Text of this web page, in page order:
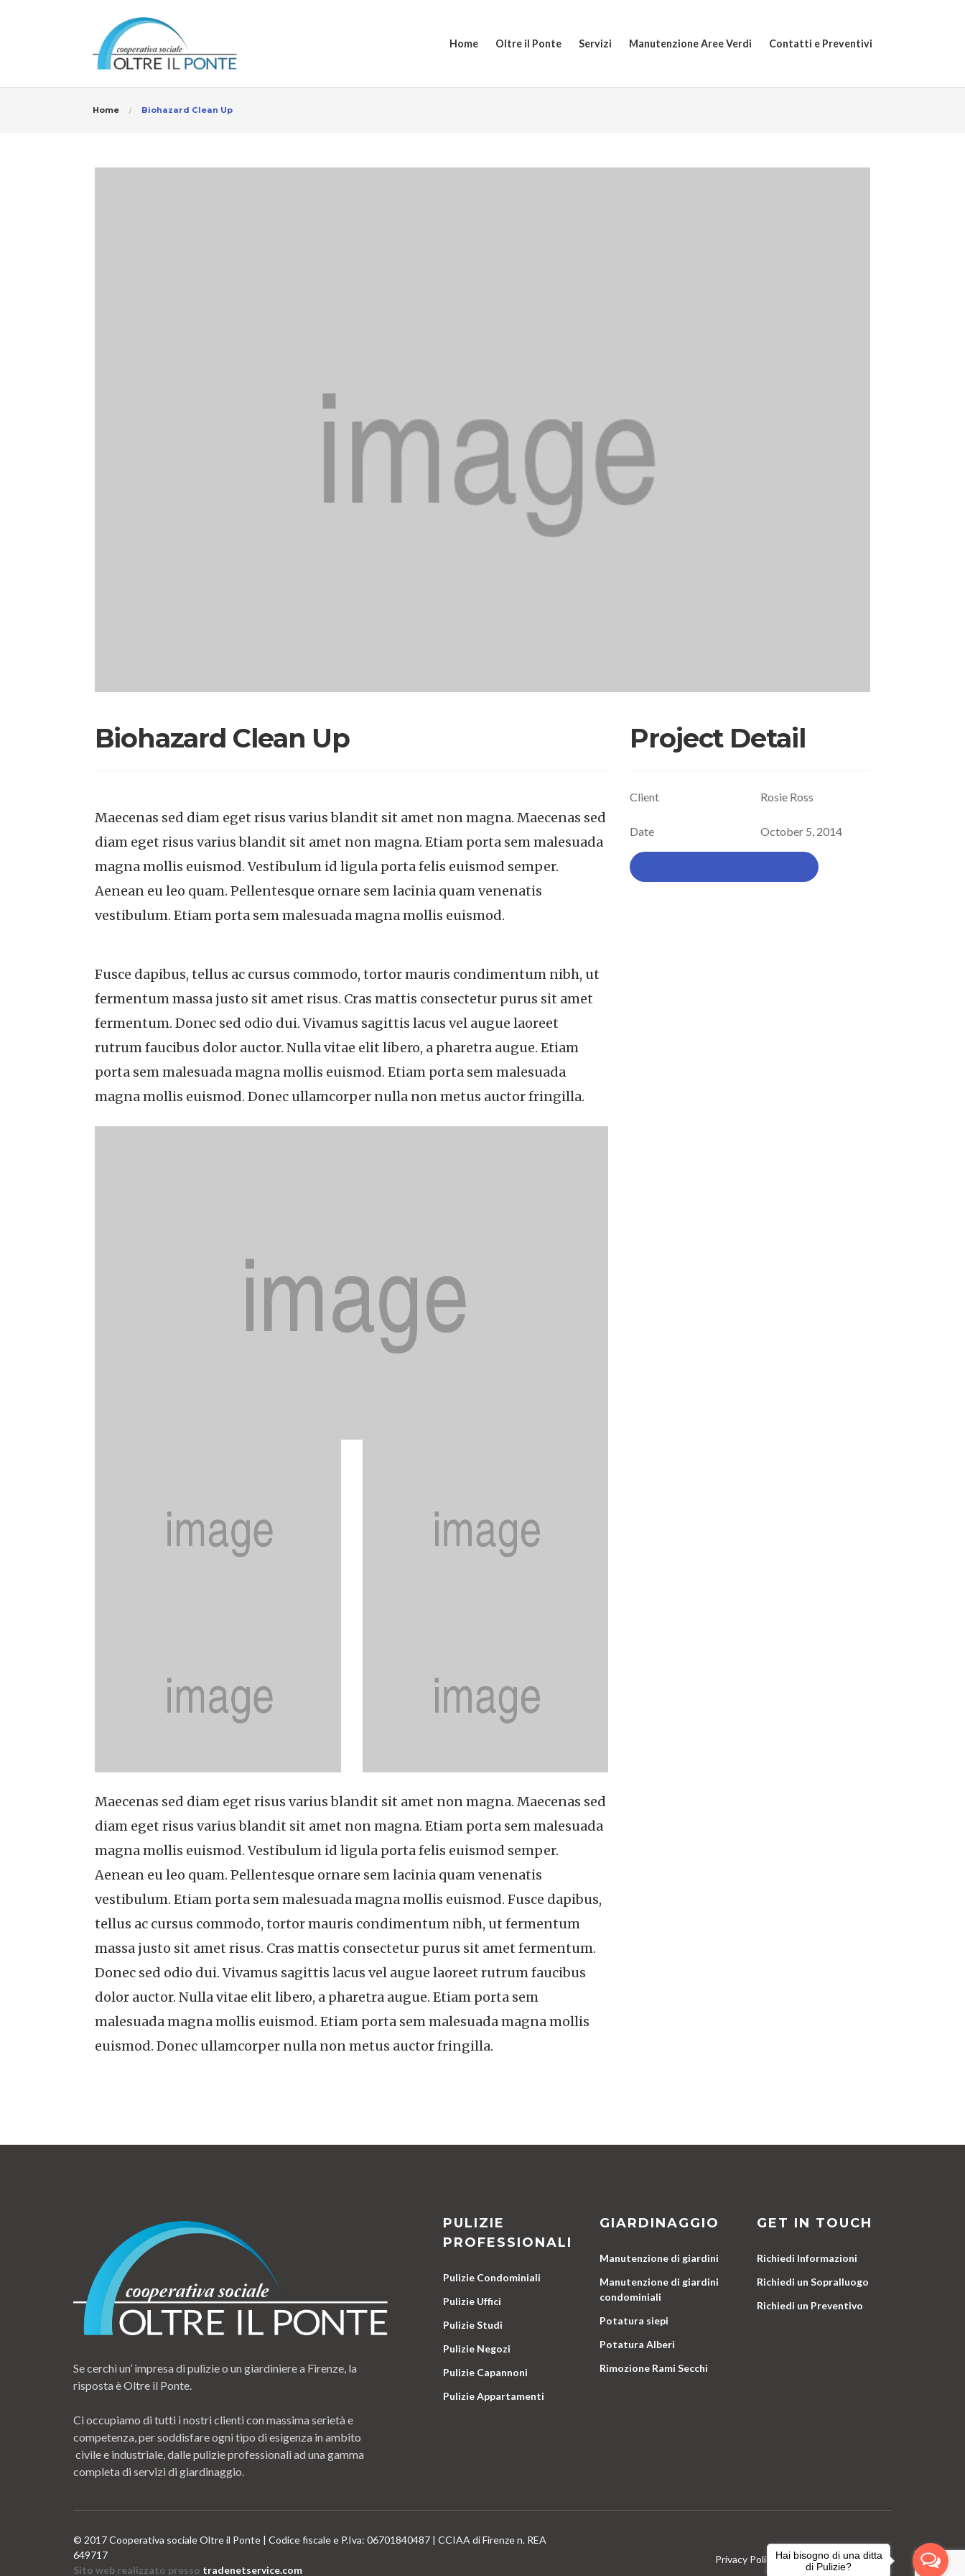
Home Oltre il Ponte Servizi Manutenzione Aree Verdi Contatti e Preventivi
Home Biohazard Clean Up
Biohazard Clean Up
Maecenas sed diam eget risus varius blandit sit amet non magna. Maecenas sed
diam eget risus varius blandit sit amet non magna. Etiam porta sem malesuada
magna mollis euismod. Vestibulum id ligula porta felis euismod semper.
Aenean eu leo quam. Pellentesque ornare sem lacinia quam venenatis
vestibulum. Etiam porta sem malesuada magna mollis euismod.
Fusce dapibus, tellus ac cursus commodo, tortor mauris condimentum nibh, ut
fermentum massa justo sit amet risus. Cras mattis consectetur purus sit amet
fermentum. Donec sed odio dui. Vivamus sagittis lacus vel augue laoreet
rutrum faucibus dolor auctor. Nulla vitae elit libero, a pharetra augue. Etiam
porta sem malesuada magna mollis euismod. Etiam porta sem malesuada
magna mollis euismod. Donec ullamcorper nulla non metus auctor fringilla.
Maecenas sed diam eget risus varius blandit sit amet non magna. Maecenas sed
diam eget risus varius blandit sit amet non magna. Etiam porta sem malesuada
magna mollis euismod. Vestibulum id ligula porta felis euismod semper.
Aenean eu leo quam. Pellentesque ornare sem lacinia quam venenatis
vestibulum. Etiam porta sem malesuada magna mollis euismod. Fusce dapibus,
tellus ac cursus commodo, tortor mauris condimentum nibh, ut fermentum
massa justo sit amet risus. Cras mattis consectetur purus sit amet fermentum.
Donec sed odio dui. Vivamus sagittis lacus vel augue laoreet rutrum faucibus
dolor auctor. Nulla vitae elit libero, a pharetra augue. Etiam porta sem
malesuada magna mollis euismod. Etiam porta sem malesuada magna mollis
euismod. Donec ullamcorper nulla non metus auctor fringilla.
Project Detail
Client Rosie Ross
Date October 5, 2014
Se cerchi un’ impresa di pulizie o un giardiniere a Firenze, la
risposta è Oltre il Ponte.
Ci occupiamo di tutti i nostri clienti con massima serietà e
competenza, per soddisfare ogni tipo di esigenza in ambito
civile e industriale, dalle pulizie professionali ad una gamma
completa di servizi di giardinaggio.
PULIZIE
PROFESSIONALI
Pulizie Condominiali
Pulizie Uffici
Pulizie Studi
Pulizie Negozi
Pulizie Capannoni
Pulizie Appartamenti
GIARDINAGGIO
Manutenzione di giardini
Manutenzione di giardini
condominiali
Potatura siepi
Potatura Alberi
Rimozione Rami Secchi
GET IN TOUCH
Richiedi Informazioni
Richiedi un Sopralluogo
Richiedi un Preventivo
© 2017 Cooperativa sociale Oltre il Ponte | Codice fiscale e P.Iva: 06701840487 | CCIAA di Firenze n. REA
649717
Sito web realizzato presso tradenetservice.com
Privacy Policy Terms & Conditions
Hai bisogno di una ditta
di Pulizie?